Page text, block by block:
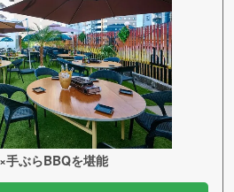
手ぶらBBQを堪能